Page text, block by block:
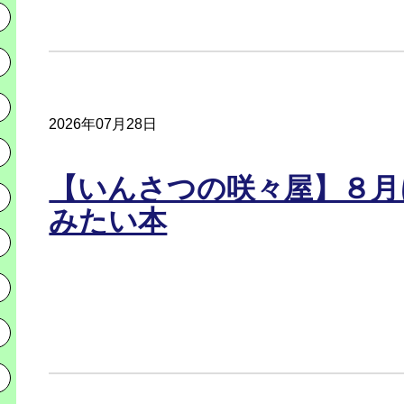
2026年07月28日
【いんさつの咲々屋】８
みたい本